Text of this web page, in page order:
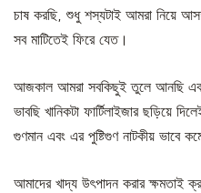
চাষ করছি, শুধু শস্যটাই আমরা নিয়ে
সব মাটিতেই ফিরে যেত।
আজকাল আমরা সবকিছুই তুলে আনছি এবং
ভাবছি খানিকটা ফার্টিলাইজার ছড়িয়ে
গুণমান এবং এর পুষ্টিগুণ নাটকীয় ভাবে
আমাদের খাদ্য উৎপাদন করার ক্ষমতাই